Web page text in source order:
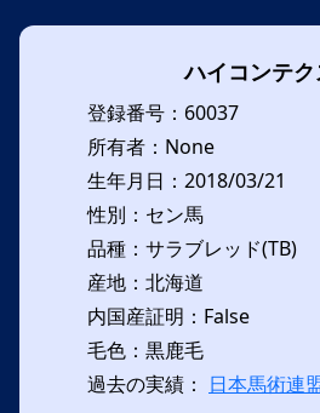
ハイコンテク
登録番号：60037
所有者：None
生年月日：2018/03/21
性別：セン馬
品種：サラブレッド(TB)
産地：北海道
内国産証明：False
毛色：黒鹿毛
過去の実績： 日本馬術連